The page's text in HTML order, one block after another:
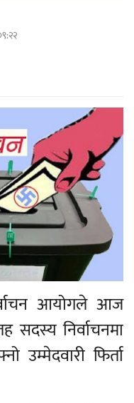
आयोगले आज
सदस्य निर्वाचनमा
उम्मेदवारी फिर्ता